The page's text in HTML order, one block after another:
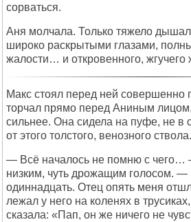
сорваться.
Аня молчала. Только тяжело
широко раскрытыми глазами,
жалости… и откровенного, жгучего
Макс стоял перед ней совершенно
торчал прямо перед Аниным
сильнее. Она сидела на пуфе, не в
от этого толстого, венозного ствола.
— Всё началось не помню с чего…
низким, чуть дрожащим голосом. —
одиннадцать. Отец опять меня
лежал у него на коленях в
сказала: «Пап, он же ничего не